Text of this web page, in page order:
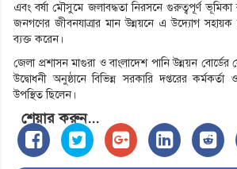
এবং বর্ষা মৌসুমে জলাবদ্ধতা নিরসনে গুরুত্বপূর্ণ ভূমিকা
জনগণের জীবনযাত্রার মান উন্নয়নে এ উদ্যোগ
ব্যক্ত করেন।
জেলা প্রশাসন মাগুরা ও বাংলাদেশ পানি উন্নয়ন
উদ্বোধনী অনুষ্ঠানে বিভিন্ন সরকারি দপ্তরের কর্মকর্তা ও
উপস্থিত ছিলেন।
শেয়ার করুন...